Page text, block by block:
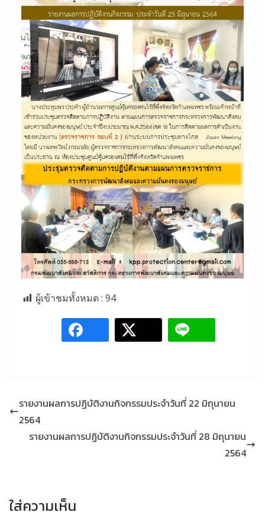
ผู้เข้าชมทั้งหมด : 94
รายงานผลการปฏิบัติงานกิจกรรมประจำวันที่ 22 มิถุนายน
2564
รายงานผลการปฏิบัติงานกิจกรรมประจำวันที่ 28 มิถุนายน
2564
ใส่ความเห็น